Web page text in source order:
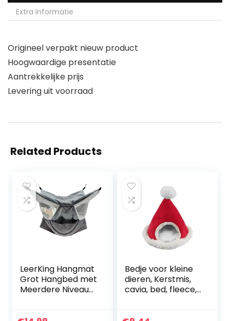
Extra informatie
Origineel verpakt nieuw product
Hoogwaardige presentatie
Aantrekkelijke prijs
Levering uit voorraad
Related Products
LeerKing Hangmat
Grot Hangbed met
Meerdere Niveaus
Bedje voor kleine
dieren, Kerstmis,
cavia, bed, fleece,